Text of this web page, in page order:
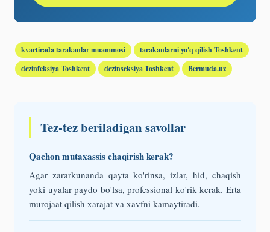
kvartirada tarakanlar muammosi
tarakanlarni yo'q qilish Toshkent
dezinfeksiya Toshkent
dezinseksiya Toshkent Bermuda.uz
Tez-tez beriladigan savollar
Qachon mutaxassis chaqirish kerak?
Agar zararkunanda qayta ko'rinsa, izlar, hid, chaqish
yoki uyalar paydo bo'lsa, professional ko'rik kerak. Erta
murojaat qilish xarajat va xavfni kamaytiradi.